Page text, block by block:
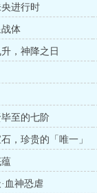
进行时
体
，神降之日
至的七阶
，珍贵的「唯一」
血神恐虐